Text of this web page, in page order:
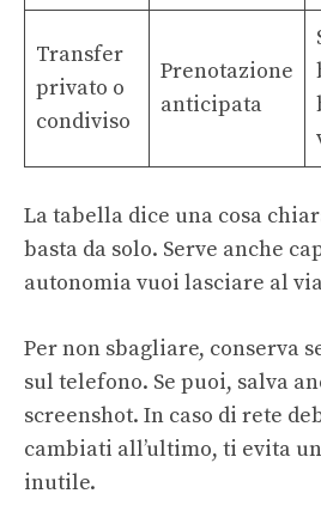
Transfer
privato o
condiviso
Prenotazione
anticipata
La tabella dice una cosa
basta da solo. Serve anche
autonomia vuoi lasciare al
Per non sbagliare, conserva
sul telefono. Se puoi, salva
screenshot. In caso di rete
cambiati all’ultimo, ti evita
inutile.